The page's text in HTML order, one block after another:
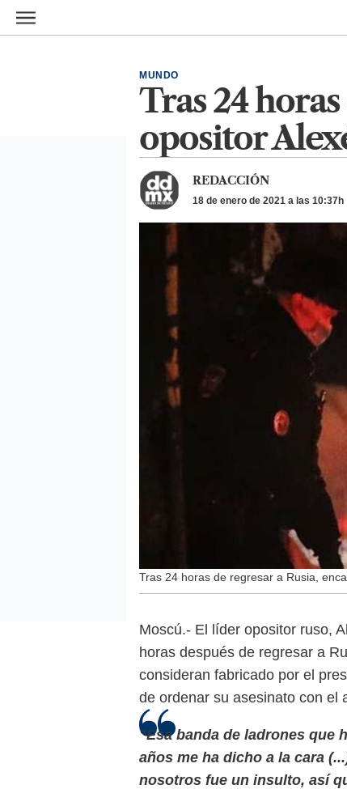
Ir al contenido principal
Tras 24
opositor
MUNDO
REDACCIÓN
18 de enero de 2021 a las 10:37h
Tras 24 horas de regresar a Rusia,
Moscú.- El líder opositor ruso,
horas después de regresar a
consideran fabricado por el
de ordenar su asesinato con el
"Esa banda de ladrones que
años me ha dicho a la cara
nosotros fue un insulto, así